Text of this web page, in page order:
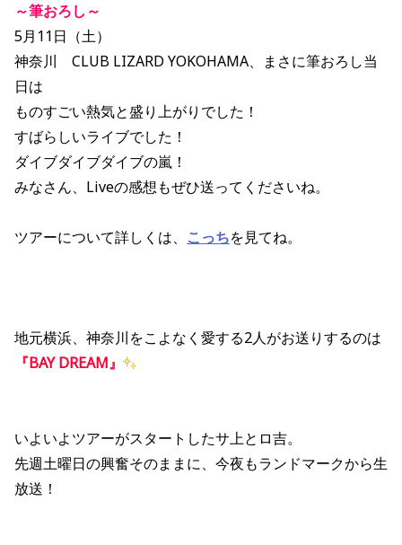
～筆おろし～
5月11日（土）
神奈川 CLUB LIZARD YOKOHAMA、まさに筆おろし当
日は
ものすごい熱気と盛り上がりでした！
すばらしいライブでした！
ダイブダイブダイブの嵐！
みなさん、Liveの感想もぜひ送ってくださいね。
ツアーについて詳しくは、 こっちを見てね。
地元横浜、神奈川をこよなく愛する2人がお送りするのは
『BAY DREAM』
いよいよツアーがスタートしたサ上とロ吉。
先週土曜日の興奮そのままに、今夜もランドマークから生
放送！